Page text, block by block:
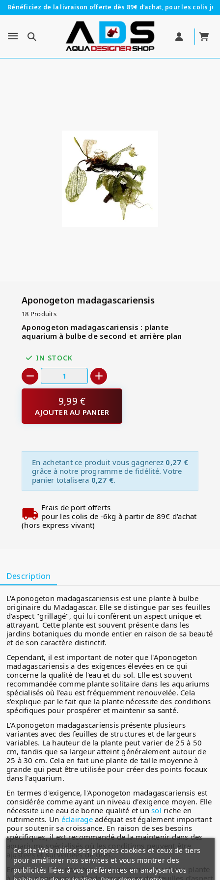
Bénéficiez de la livraison offerte dès 89€ d’achat, pour les colis
Aponogeton madagascariensis
18 Produits
Aponogeton madagascariensis : plante
aquarium à bulbe de second et arrière plan
IN STOCK
9,99 €
AJOUTER AU PANIER
En achetant ce produit vous gagnerez 0,27 €
grâce à notre programme de fidélité. Votre
panier totalisera 0,27 €.
Frais de port offerts
pour les colis de -6kg à partir de 89€ d'achat
(hors express vivant)
Description
L'Aponogeton madagascariensis est une plante à bulbe
originaire du Madagascar. Elle se distingue par ses feuilles
d'aspect "grillagé", qui lui confèrent un aspect unique et
attrayant. Cette plante est souvent présente dans les
jardins botaniques du monde entier en raison de sa beauté
et de son caractère distinctif.
Cependant, il est important de noter que l'Aponogeton
madagascariensis a des exigences élevées en ce qui
concerne la qualité de l'eau et du sol. Elle est souvent
recommandée comme plante solitaire dans les aquariums
spécialisés où l'eau est fréquemment renouvelée. Cela
s'explique par le fait que la plante nécessite des conditions
spécifiques pour prospérer et maintenir sa santé.
L'Aponogeton madagascariensis présente plusieurs
variantes avec des feuilles de structures et de largeurs
variables. La hauteur de la plante peut varier de 25 à 50
cm, tandis que sa largeur atteint généralement autour de
25 à 30 cm. Cela en fait une plante de taille moyenne à
grande qui peut être utilisée pour créer des points focaux
dans l'aquarium.
En termes d'exigence, l'Aponogeton madagascariensis est
considérée comme ayant un niveau d'exigence moyen. Elle
nécessite une eau de bonne qualité et unsol riche en
nutriments. Un éclairageadéquat est également important
pour soutenir sa croissance. En raison de ses besoins
spécifiques, il est recommandé de la maintenir dans des
aquariums spécialisés où les conditions peuvent être
ajustées et surveillées de près.
En résumé, l'Aponogeton madagascariensis est une plante
à bulbe originaire du Madagascar avec des feuilles d'aspect
Ce site Web utilise ses propres cookies et ceux de tiers
pour améliorer nos services et vous montrer des
publicités liées à vos préférences en analysant vos